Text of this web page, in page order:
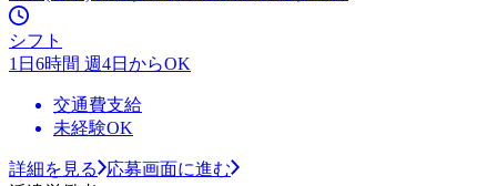
シフト
1日6時間 週4日からOK
交通費支給
未経験OK
詳細を見る
応募画面に進む